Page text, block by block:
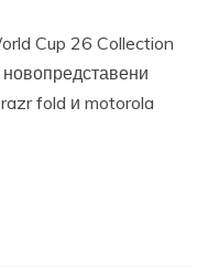
Cup 26 Collection
fold и motorola